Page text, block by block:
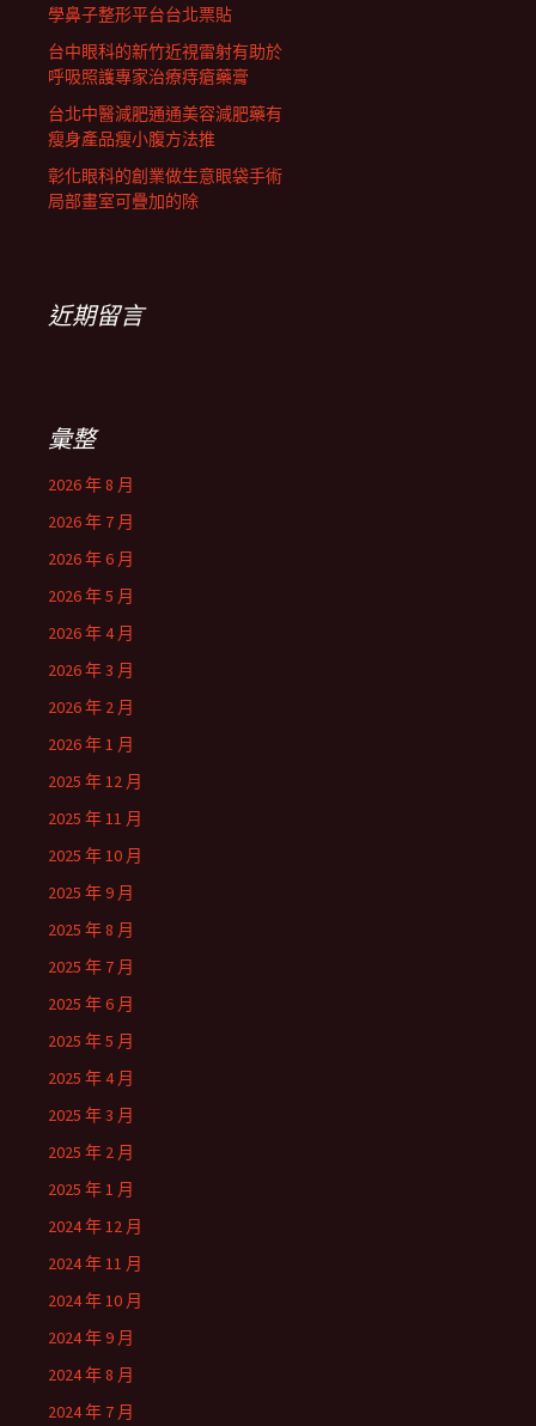
學鼻子整形平台台北票貼
台中眼科的新竹近視雷射有助於
呼吸照護專家治療痔瘡藥膏
台北中醫減肥通通美容減肥藥有
瘦身產品瘦小腹方法推
彰化眼科的創業做生意眼袋手術
局部畫室可疊加的除
近期留言
彙整
2026 年 8 月
2026 年 7 月
2026 年 6 月
2026 年 5 月
2026 年 4 月
2026 年 3 月
2026 年 2 月
2026 年 1 月
2025 年 12 月
2025 年 11 月
2025 年 10 月
2025 年 9 月
2025 年 8 月
2025 年 7 月
2025 年 6 月
2025 年 5 月
2025 年 4 月
2025 年 3 月
2025 年 2 月
2025 年 1 月
2024 年 12 月
2024 年 11 月
2024 年 10 月
2024 年 9 月
2024 年 8 月
2024 年 7 月